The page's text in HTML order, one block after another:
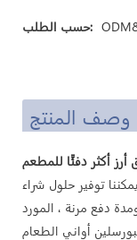
حسب الطلب:
وصف المنتج
أرز أكثر دفئًا للمطعم
أدوات المائدة الخزفية في الفنادق والمطاعم لأكثر من 20 عامًا ، يمكننا توفير حلول شراء
دفع مرنة ، المورد
أواني الطعام